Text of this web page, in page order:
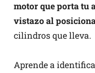
motor que porta tu
vistazo al
cilindros que lleva.
Aprende a